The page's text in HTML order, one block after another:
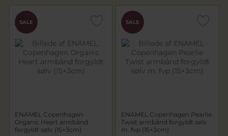
SALE
ENAMEL Copenhagen
Organic Heart armbånd
forgyldt sølv (15+3cm)
SALE
ENAMEL Copenhagen Pearlie
Twist armbånd forgyldt sølv
m. fvp (15+3cm)